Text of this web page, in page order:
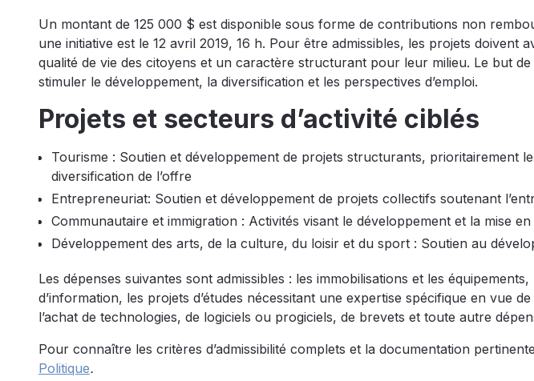
Un montant de 125 000 $ est disponible sous forme de contributions non
une initiative est le 12 avril 2019, 16 h. Pour être admissibles, les projets doivent
qualité de vie des citoyens et un caractère structurant pour leur milieu. Le but
stimuler le développement, la diversification et les perspectives d’emploi.
Projets et secteurs d’activité ciblés
Tourisme : Soutien et développement de projets structurants, prioritairement
diversification de l’offre
Entrepreneuriat: Soutien et développement de projets collectifs soutenant
Communautaire et immigration : Activités visant le développement et la mise
Développement des arts, de la culture, du loisir et du sport : Soutien au
Les dépenses suivantes sont admissibles : les immobilisations et les
d’information, les projets d’études nécessitant une expertise spécifique en vue
l’achat de technologies, de logiciels ou progiciels, de brevets et toute autre
Pour connaître les critères d’admissibilité complets et la documentation
Politique.